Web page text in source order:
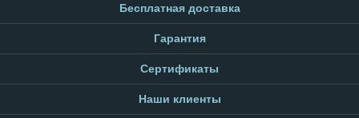
Бесплатная доставка
Гарантия
Сертификаты
Наши клиенты